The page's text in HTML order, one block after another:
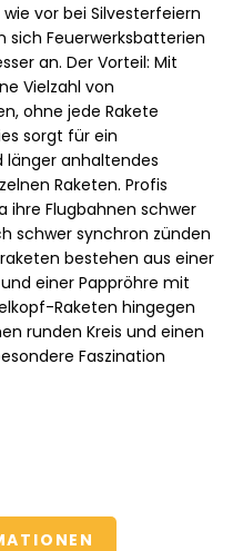
vor bei Silvesterfeiern
sich Feuerwerksbatterien
an. Der Vorteil: Mit
Vielzahl von
ohne jede Rakete
sorgt für ein
länger anhaltendes
Raketen. Profis
ihre Flugbahnen schwer
schwer synchron zünden
bestehen aus einer
einer Pappröhre mit
Raketen hingegen
runden Kreis und einen
Faszination